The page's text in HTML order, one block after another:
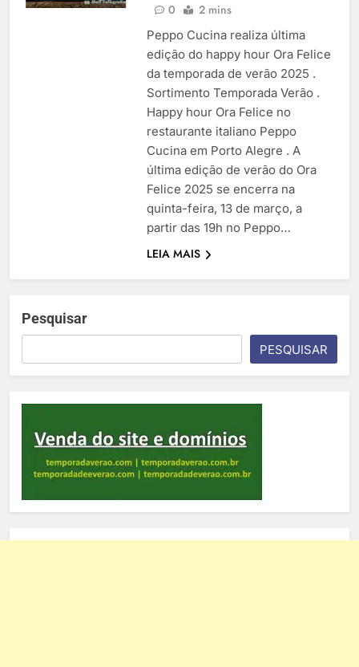
0
2 mins
Peppo Cucina realiza última
edição do happy hour Ora Felice
da temporada de verão 2025 .
Sortimento Temporada Verão .
Happy hour Ora Felice no
restaurante italiano Peppo
Cucina em Porto Alegre . A
última edição de verão do Ora
Felice 2025 se encerra na
quinta-feira, 13 de março, a
partir das 19h no Peppo…
LEIA MAIS
Pesquisar
PESQUISAR